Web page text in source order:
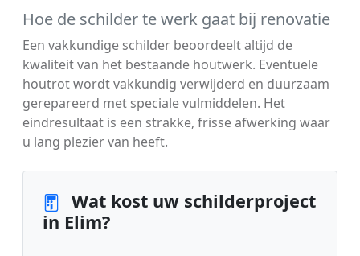
Hoe de schilder te werk gaat bij renovatie
Een vakkundige schilder beoordeelt altijd de
kwaliteit van het bestaande houtwerk. Eventuele
houtrot wordt vakkundig verwijderd en duurzaam
gerepareerd met speciale vulmiddelen. Het
eindresultaat is een strakke, frisse afwerking waar
u lang plezier van heeft.
Wat kost uw schilderproject
in Elim?